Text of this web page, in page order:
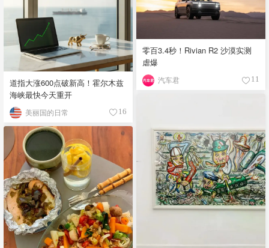
道指大涨600点破新高！霍尔木兹
海峡最快今天重开
美丽国的日常 16
零百3.4秒！Rivian R2 沙漠实测
虐爆
汽车君 11